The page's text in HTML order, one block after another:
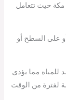
مكة حيث تتعامل
على السطح أو
للمياه مما يؤدي
لفترة من الوقت